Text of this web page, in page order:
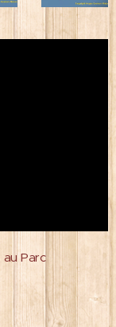
au Parc